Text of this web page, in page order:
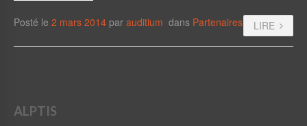
Posté le 2 mars 2014 par auditium dans Partenaires LIRE
ALPTIS